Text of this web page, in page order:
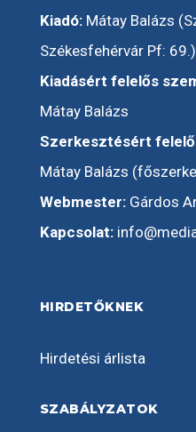
Kiadó:Mátay Balázs
Székesfehérvár Pf: 69.)
Kiadásért felelős
Mátay Balázs
Szerkesztésért
Mátay Balázs
Webmester:Gárdos
Kapcsolat:
HIRDETŐKNEK
Hirdetési árlista
SZABÁLYZATOK